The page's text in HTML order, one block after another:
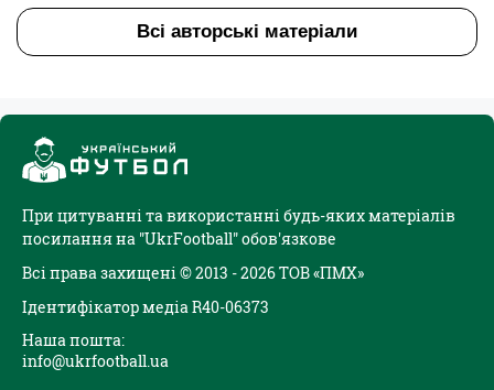
Всі авторські матеріали
При цитуванні та використанні будь-яких матеріалів
посилання на "UkrFootball" обов'язкове
Всі права захищені © 2013 - 2026 ТОВ «ПМХ»
Ідентифікатор медіа R40-06373
Наша пошта:
info@ukrfootball.ua